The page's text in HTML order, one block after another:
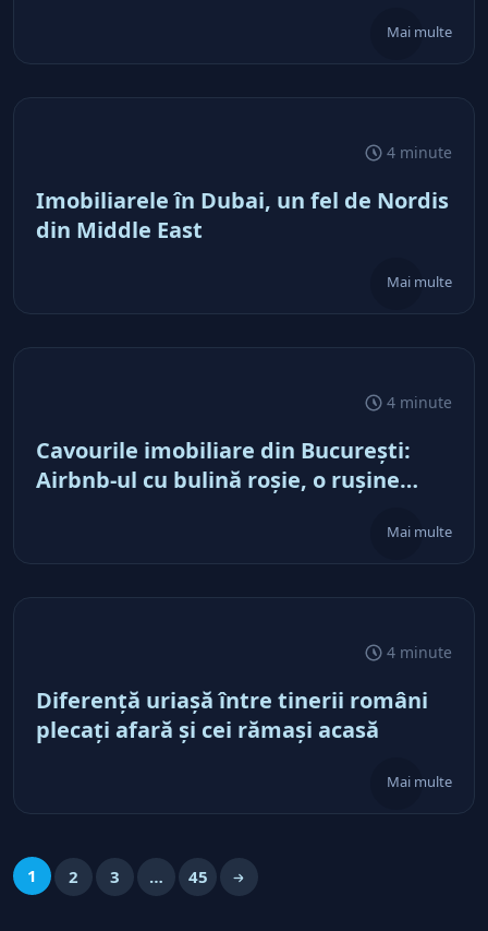
Mai multe
4 minute
Imobiliarele în Dubai, un fel de Nordis
din Middle East
Mai multe
4 minute
Cavourile imobiliare din Bucureşti:
Airbnb-ul cu bulină roşie, o ruşine
Mai multe
4 minute
Diferenţă uriaşă între tinerii români
plecaţi afară şi cei rămaşi acasă
Mai multe
1 2 3 … 45